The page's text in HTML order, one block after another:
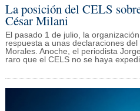
La posición del CELS
César Milani
El pasado 1 de julio, la
respuesta a unas declaraciones
Morales. Anoche, el periodista
raro que el CELS no se haya